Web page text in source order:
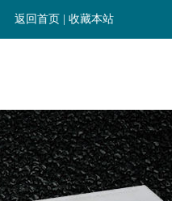
返回首页 | 收藏本站